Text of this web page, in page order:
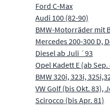
Ford C-Max
Audi 100 (82-90)
BMW-Motorräder mit
Mercedes 200-300 D,
Diesel ab Juli ´93
Opel Kadett E (ab Sep.
BMW 320i, 323i,
VW Golf (bis Okt. 83),
Scirocco (bis Apr. 81)